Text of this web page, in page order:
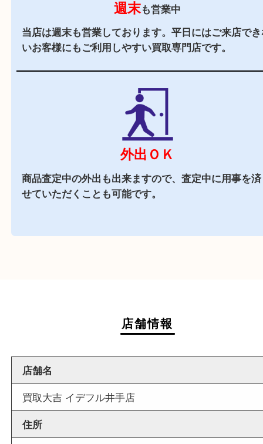
駐車場あり
イデフル井手の施設駐車場をご利用ください。
商業施設
イデフル内に店舗がございますので、査定中にお
も出来る買取店です。
週末も営業中
当店は週末も営業しております。平日にはご来
いお客様にもご利用しやすい買取専門店です。